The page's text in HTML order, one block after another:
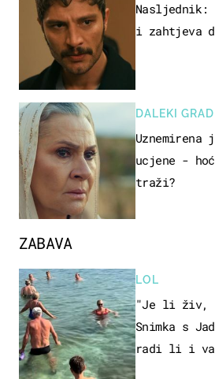
ZABAVA
LOL
"Je li živ,
Snimka s
radi li i vaš
Nasljednik:
i zahtjeva
DALEKI GRAD
Uznemirena
ucjene -
traži?